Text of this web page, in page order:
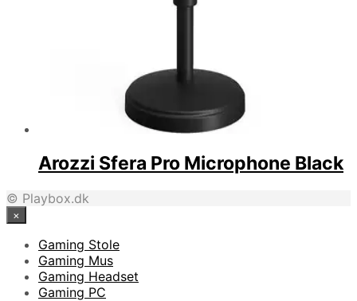
Arozzi Sfera Pro Microphone Black
© Playbox.dk
×
Gaming Stole
Gaming Mus
Gaming Headset
Gaming PC